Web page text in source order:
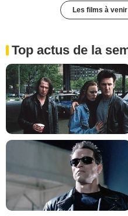
Les films à
Top actus de la